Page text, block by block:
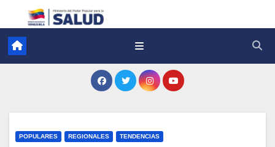
POPULARES REGIONALES TENDENCIAS